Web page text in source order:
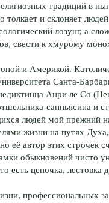
традиций в
толкает и склоняет
лозунг, а
свести к хмурому
и Америкой.
Санта-
Анри ле Со
санньясина и
людей мой прежний
жизни на путях
её автор этих строчек
обыкновений чисто
есть цепочка, лестовка
профессиональных